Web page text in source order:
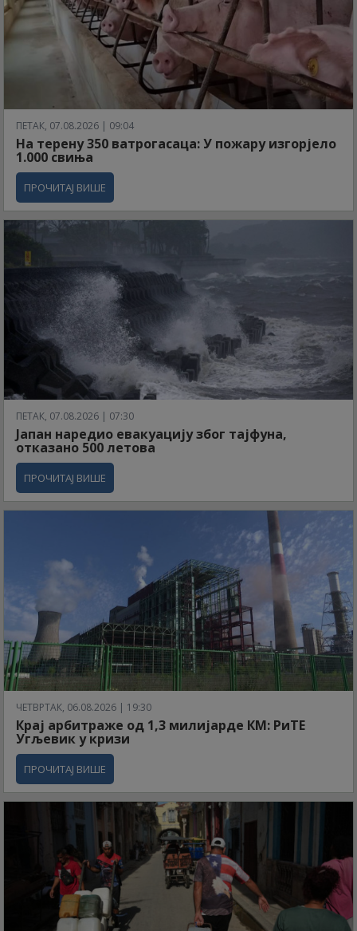
ПЕТАК, 07.08.2026 | 09:04
На терену 350 ватрогасаца: У пожару изгорјело
1.000 свиња
ПРОЧИТАЈ ВИШЕ
ПЕТАК, 07.08.2026 | 07:30
Јапан наредио евакуацију због тајфуна,
отказано 500 летова
ПРОЧИТАЈ ВИШЕ
ЧЕТВРТАК, 06.08.2026 | 19:30
Крај арбитраже од 1,3 милијарде КМ: РиТЕ
Угљевик у кризи
ПРОЧИТАЈ ВИШЕ